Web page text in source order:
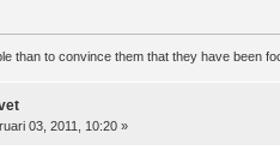
than to convince them that they have been
03, 2011, 10:20 »